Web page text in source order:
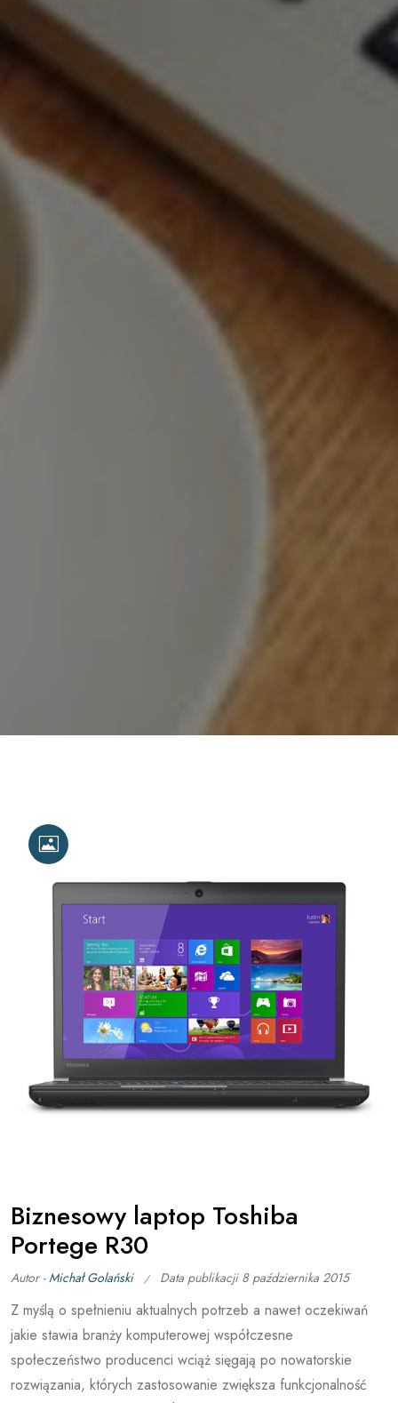
Biznesowy laptop Toshiba
Portege R30
Autor -Michał Golański Data publikacji 8 października 2015
Z myślą o spełnieniu aktualnych potrzeb a nawet oczekiwań
jakie stawia branży komputerowej współczesne
społeczeństwo producenci wciąż sięgają po nowatorskie
rozwiązania, których zastosowanie zwiększa funkcjonalność